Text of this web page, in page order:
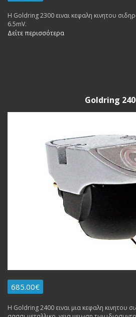
Η Goldring 2300 ειναι κεφαλη κινητου
6.5mV.
Δείτε περισσότερα
Goldring
685.00€
Η Goldring 2400 ειναι μια κεφαλη κινητου